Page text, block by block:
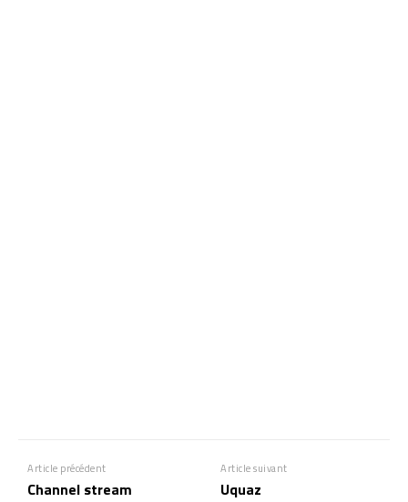
Article précédent
Channel stream
Article suivant
Uquaz